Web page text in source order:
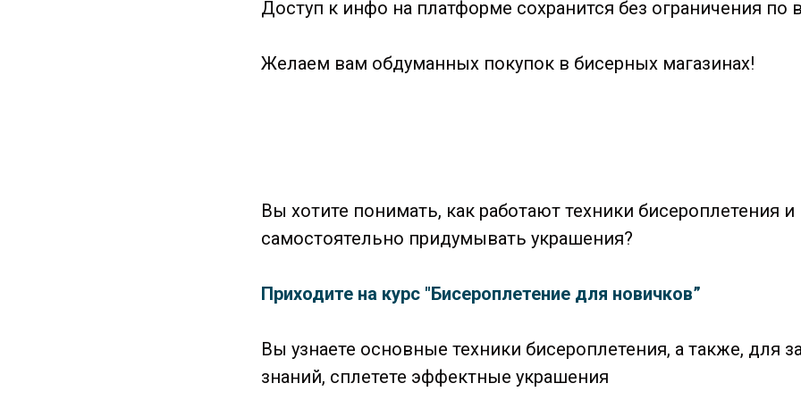
Доступ к инфо на платформе сохранится без ограничения по
Желаем вам обдуманных покупок в бисерных магазинах!
Вы хотите понимать, как работают техники бисероплетения и
самостоятельно придумывать украшения?
Приходите на курс "Бисероплетение для новичков”
Вы узнаете основные техники бисероплетения, а также, для
знаний, сплетете эффектные украшения